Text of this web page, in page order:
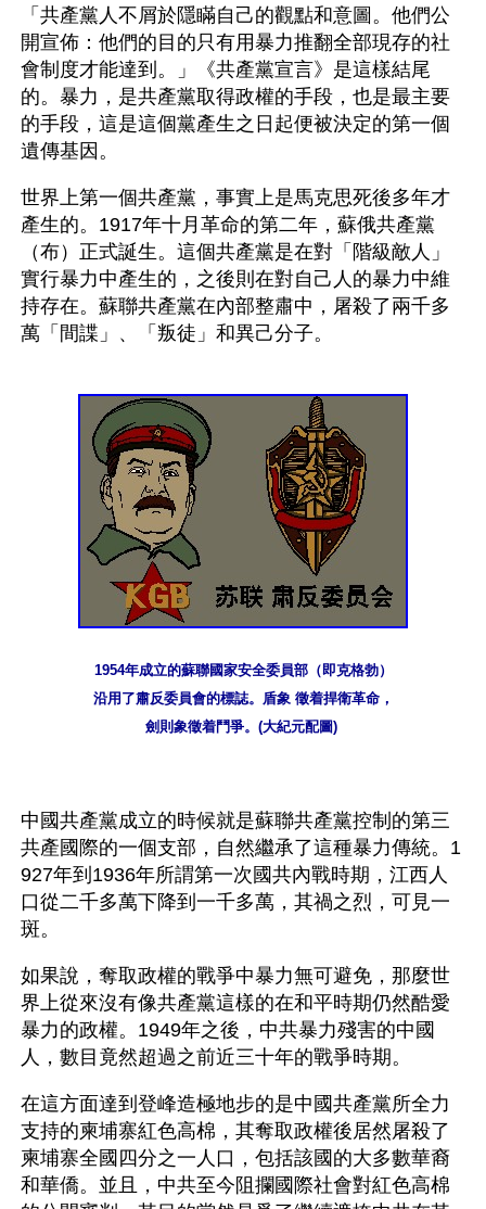
「共產黨人不屑於隱瞞自己的觀點和意圖。他們公
開宣佈：他們的目的只有用暴力推翻全部現存的社
會制度才能達到。」《共產黨宣言》是這樣結尾
的。暴力，是共產黨取得政權的手段，也是最主要
的手段，這是這個黨產生之日起便被決定的第一個
遺傳基因。
世界上第一個共產黨，事實上是馬克思死後多年才
產生的。1917年十月革命的第二年，蘇俄共產黨
（布）正式誕生。這個共產黨是在對「階級敵人」
實行暴力中產生的，之後則在對自己人的暴力中維
持存在。蘇聯共產黨在內部整肅中，屠殺了兩千多
萬「間諜」、「叛徒」和異己分子。
1954年成立的蘇聯國家安全委員部（即克格勃）
沿用了肅反委員會的標誌。盾象 徵着捍衛革命，
劍則象徵着鬥爭。(大紀元配圖)
中國共產黨成立的時候就是蘇聯共產黨控制的第三
共產國際的一個支部，自然繼承了這種暴力傳統。1
927年到1936年所謂第一次國共內戰時期，江西人
口從二千多萬下降到一千多萬，其禍之烈，可見一
斑。
如果說，奪取政權的戰爭中暴力無可避免，那麼世
界上從來沒有像共產黨這樣的在和平時期仍然酷愛
暴力的政權。1949年之後，中共暴力殘害的中國
人，數目竟然超過之前近三十年的戰爭時期。
在這方面達到登峰造極地步的是中國共產黨所全力
支持的柬埔寨紅色高棉，其奪取政權後居然屠殺了
柬埔寨全國四分之一人口，包括該國的大多數華裔
和華僑。並且，中共至今阻攔國際社會對紅色高棉